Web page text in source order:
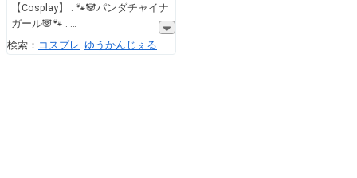
【Cosplay】 . 🐾🐼パンダチャイナ
ガール🐼🐾 .
検索： コスプレ ゆうかんじぇる